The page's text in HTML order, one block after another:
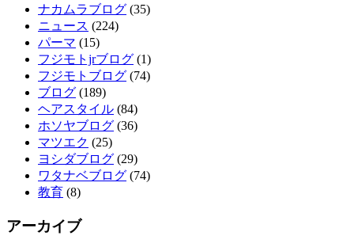
ナカムラブログ (35)
ニュース (224)
パーマ (15)
フジモトjrブログ (1)
フジモトブログ (74)
ブログ (189)
ヘアスタイル (84)
ホソヤブログ (36)
マツエク (25)
ヨシダブログ (29)
ワタナベブログ (74)
教育 (8)
アーカイブ